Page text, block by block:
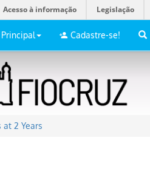
Acesso à informação Legislação
Cadastre-se!
2 Years